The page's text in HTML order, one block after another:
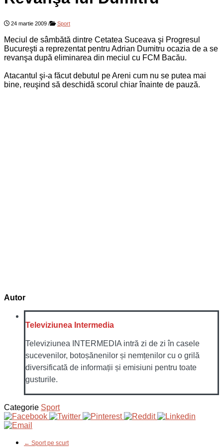
24 martie 2009 / Sport
Meciul de sâmbătă dintre Cetatea Suceava şi Progresul
Bucureşti a reprezentat pentru Adrian Dumitru ocazia de a se
revanşa după eliminarea din meciul cu FCM Bacău.
Atacantul şi-a făcut debutul pe Areni cum nu se putea mai
bine, reuşind să deschidă scorul chiar înainte de pauză.
Autor
Televiziunea Intermedia
Televiziunea INTERMEDIA intră zi de zi în casele
sucevenilor, botoșănenilor și nemțenilor cu o grilă
diversificată de informații și emisiuni pentru toate
gusturile.
Categorie Sport
← Sport pe scurt